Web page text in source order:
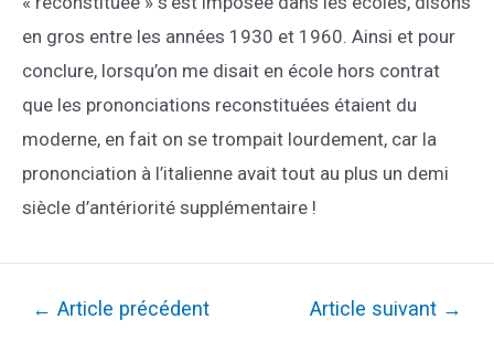
en gros entre les années 1930 et 1960. Ainsi et pour
conclure, lorsqu’on me disait en école hors contrat
que les prononciations reconstituées étaient du
moderne, en fait on se trompait lourdement, car la
prononciation à l’italienne avait tout au plus un demi
siècle d’antériorité supplémentaire !
Navigation
← Article précédent Article suivant →